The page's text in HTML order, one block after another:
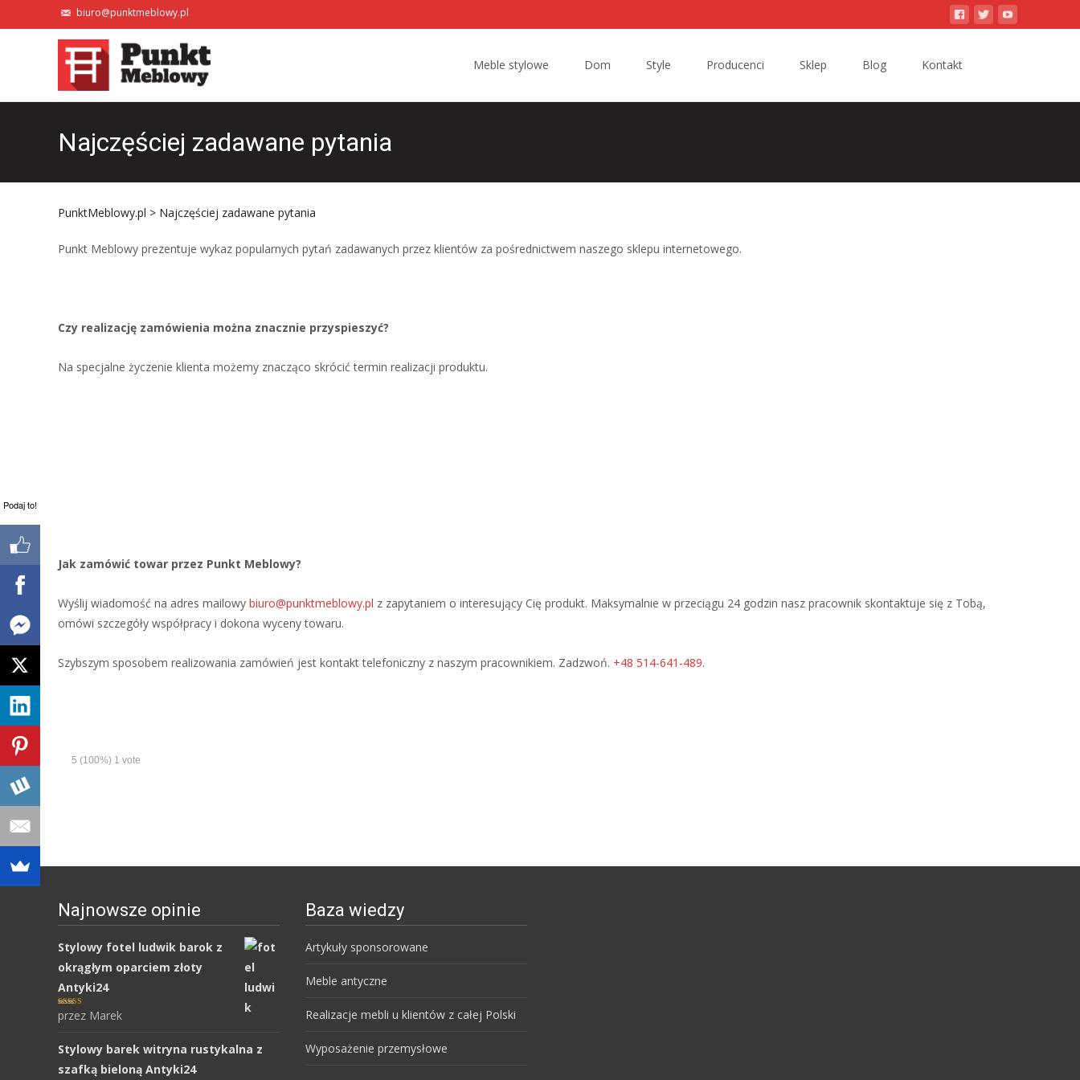
biuro@punktmeblowy.pl
Meble stylowe
Dom Style Producenci Sklep Blog Kontakt
Najczęściej zadawane pytania
PunktMeblowy.pl > Najczęściej zadawane pytania
Punkt Meblowy prezentuje wykaz popularnych pytań zadawanych przez klientów za pośrednictwem naszego sklepu internetowego.
Czy realizację zamówienia można znacznie przyspieszyć?
Na specjalne życzenie klienta możemy znacząco skrócić termin realizacji produktu.
Jak zamówić towar przez Punkt Meblowy?
Wyślij wiadomość na adres mailowy biuro@punktmeblowy.pl z zapytaniem o interesujący Cię produkt. Maksymalnie w przeciągu 24 godzin nasz pracownik skontaktuje się z Tobą,
omówi szczegóły współpracy i dokona wyceny towaru.
Szybszym sposobem realizowania zamówień jest kontakt telefoniczny z naszym pracownikiem. Zadzwoń. +48 514-641-489.
5 (100%) 1 vote
Najnowsze opinie
Stylowy fotel ludwik barok z
okrągłym oparciem złoty
Antyki24
Oceniony 5
na 5.
przez Marek
Stylowy barek witryna rustykalna z
szafką bieloną Antyki24
Baza wiedzy
Artykuły sponsorowane
Meble antyczne
Realizacje mebli u klientów z całej Polski
Wyposażenie przemysłowe
Podaj to!